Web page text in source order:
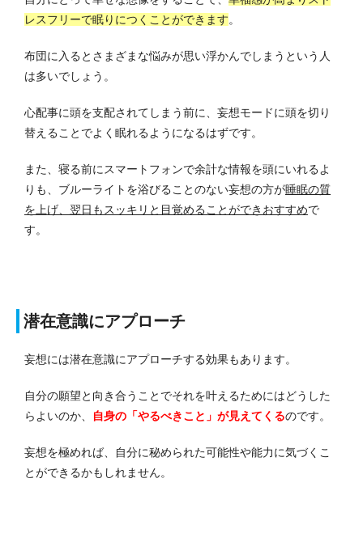
レスフリーで眠りにつくことができます。
布団に入るとさまざまな悩みが思い浮かんでしまうという人
は多いでしょう。
心配事に頭を支配されてしまう前に、妄想モードに頭を切り
替えることでよく眠れるようになるはずです。
また、寝る前にスマートフォンで余計な情報を頭にいれるよ
りも、ブルーライトを浴びることのない妄想の方が睡眠の質
を上げ、翌日もスッキリと目覚めることができおすすめで
す。
潜在意識にアプローチ
妄想には潜在意識にアプローチする効果もあります。
自分の願望と向き合うことでそれを叶えるためにはどうした
らよいのか、
自身の「やるべきこと」が見えてくるのです。
妄想を極めれば、自分に秘められた可能性や能力に気づくこ
とができるかもしれません。